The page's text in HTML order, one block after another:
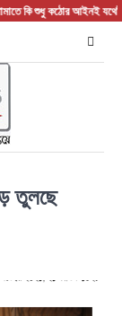
শুধু কঠোর আইনই যথেষ্ট?
তুলছে